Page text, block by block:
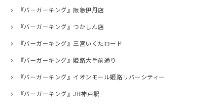
『バーガーキング』阪急伊丹店
『バーガーキング』つかしん店
『バーガーキング』三宮いくたロード
『バーガーキング』姫路大手前通り
『バーガーキング』イオンモール姫路リバーシティー
『バーガーキング』JR神戸駅